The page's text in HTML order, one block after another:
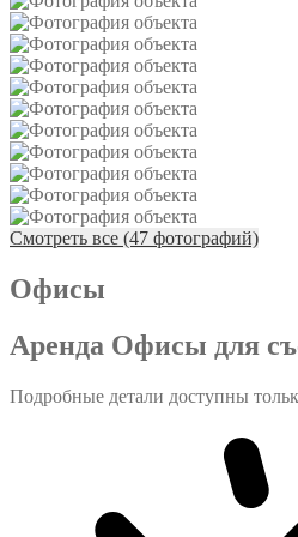
Смотреть все (47 фотографий)
Офисы
Аренда Офисы для
Подробные детали доступны